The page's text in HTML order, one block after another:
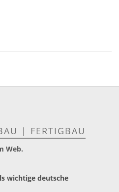
| FERTIGBAU
Web.
wichtige deutsche